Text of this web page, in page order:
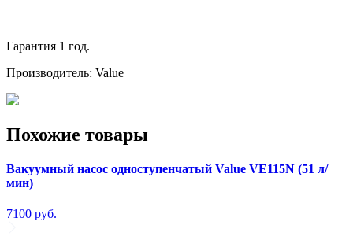
Гарантия 1 год.
Производитель: Value
Похожие товары
Вакуумный насос одноступенчатый Value VE115N (51 л/
мин)
7100 руб.